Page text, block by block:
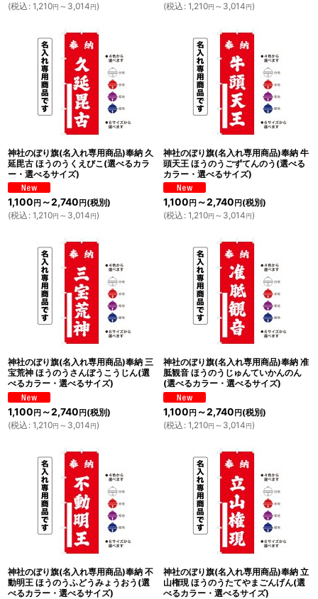
(税込 : 1,210円 ～3,014円)
(税込 : 1,210円 ～3,014円)
神社のぼり旗(名入れ専用商品)奉納 久
延毘古 ほうのうくえびこ(選べるカラ
ー・選べるサイズ)
1,100 円 ～2,740 円 (税別)
(税込 : 1,210円 ～3,014円)
神社のぼり旗(名入れ専用商品)奉納 牛
頭天王 ほうのうごずてんのう(選べる
カラー・選べるサイズ)
1,100 円 ～2,740 円 (税別)
(税込 : 1,210円 ～3,014円)
神社のぼり旗(名入れ専用商品)奉納 三
宝荒神 ほうのうさんぼうこうじん(選
べるカラー・選べるサイズ)
1,100 円 ～2,740 円 (税別)
(税込 : 1,210円 ～3,014円)
神社のぼり旗(名入れ専用商品)奉納 准
胝観音 ほうのうじゅんていかんのん
(選べるカラー・選べるサイズ)
1,100 円 ～2,740 円 (税別)
(税込 : 1,210円 ～3,014円)
神社のぼり旗(名入れ専用商品)奉納 不
動明王 ほうのうふどうみょうおう(選
べるカラー・選べるサイズ)
神社のぼり旗(名入れ専用商品)奉納 立
山権現 ほうのうたてやまごんげん(選
べるカラー・選べるサイズ)